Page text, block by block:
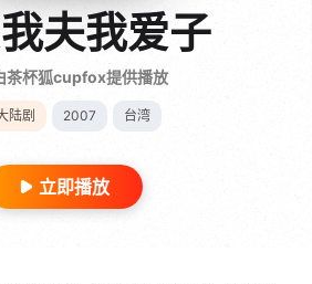
夫我爱子
茶杯狐cupfox提供播放
陆剧 2007 台湾
立即播放